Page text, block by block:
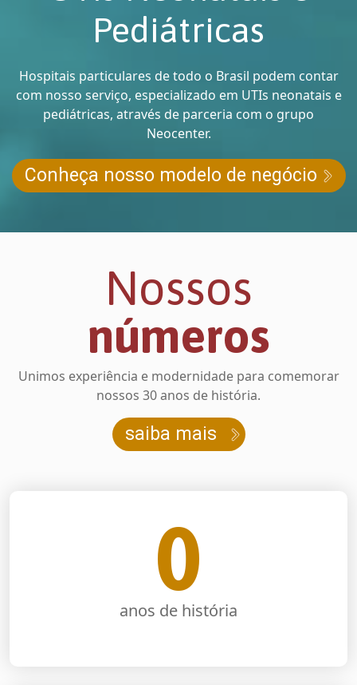
Pediátricas
Hospitais particulares de todo o Brasil podem contar
com nosso serviço, especializado em UTIs neonatais e
pediátricas, através de parceria com o grupo
Neocenter.
Conheça nosso modelo de negócio
Nossos
números
Unimos experiência e modernidade para comemorar
nossos 30 anos de história.
saiba mais
0
anos de história